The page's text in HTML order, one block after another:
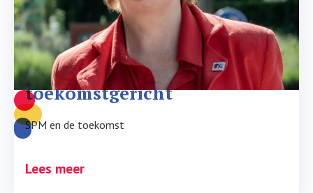
Lokaal betrokken en
toekomstgericht
SPM en de toekomst
Lees meer